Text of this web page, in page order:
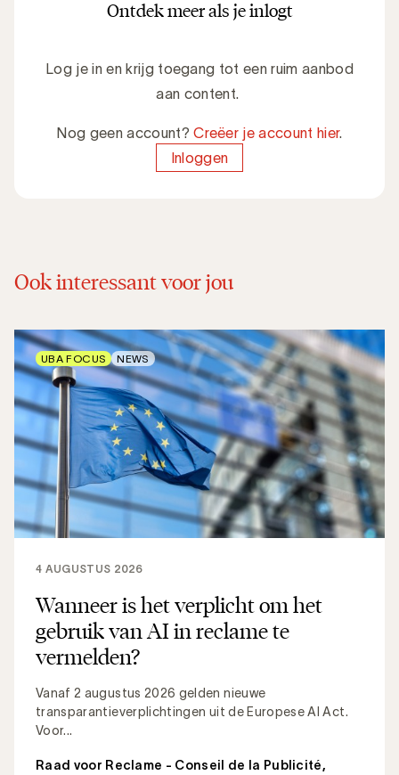
Ontdek meer als je inlogt
Log je in en krijg toegang tot een ruim aanbod
aan content.
Nog geen account?Creëer je account hier.
Inloggen
Ook interessant voor jou
Wanneer is het verplicht om het
gebruik van AI in reclame te
vermelden?
Vanaf 2 augustus 2026 gelden nieuwe
transparantieverplichtingen uit de Europese AI Act.
Voor...
4 AUGUSTUS 2026
Raad voor Reclame - Conseil de la Publicité,
UBA FOCUS NEWS